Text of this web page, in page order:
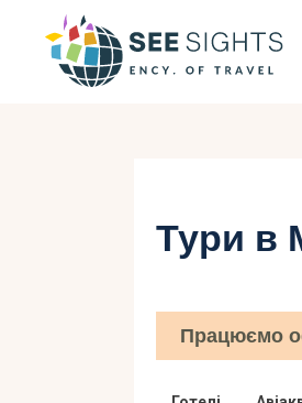
Тури в
Працюємо